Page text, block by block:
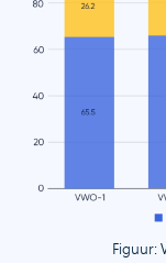
Figuur: